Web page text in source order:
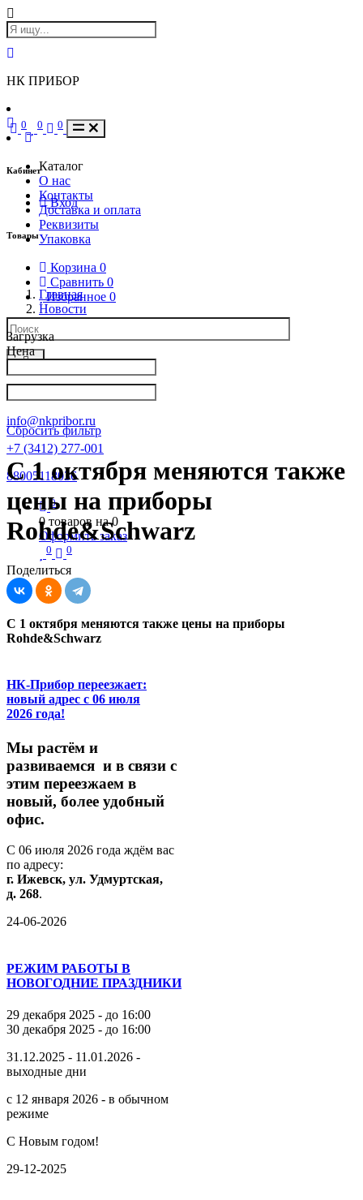
НК ПРИБОР
Кабинет
Вход
Товары
Корзина 0
Сравнить 0
Избранное 0
info@nkpribor.ru
+7 (3412) 277-001
88005118036
0
0 товаров на0
Оформить заказ
0 0
0 0 0
Каталог
О нас
Контакты
Доставка и оплата
Реквизиты
Упаковка
Главная
Новости
Загрузка
Цена
Сбросить фильтр
С 1 октября меняются также
цены на приборы
Rohde&Schwarz
Поделиться
С 1 октября меняются также цены на приборы
Rohde&Schwarz
НК-Прибор переезжает:
новый адрес с 06 июля
2026 года!
Мы растём и
развиваемся и в связи с
этим переезжаем в
новый, более удобный
офис.
С 06 июля 2026 года ждём вас
по адресу:
г. Ижевск, ул. Удмуртская,
д. 268.
24-06-2026
РЕЖИМ РАБОТЫ В
НОВОГОДНИЕ ПРАЗДНИКИ
29 декабря 2025 - до 16:00
30 декабря 2025 - до 16:00
31.12.2025 - 11.01.2026 -
выходные дни
с 12 января 2026 - в обычном
режиме
С Новым годом!
29-12-2025